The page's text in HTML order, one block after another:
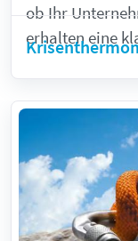
ob Ihr
erhalten eine